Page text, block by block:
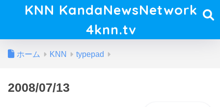
KNN KandaNewsNetwork
4knn.tv
ホーム KNN typepad
2008/07/13